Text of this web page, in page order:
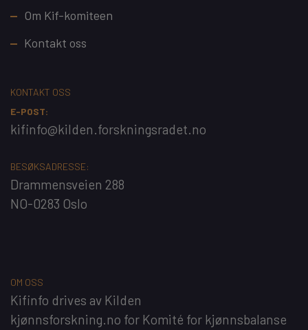
Footer
Om Kif-komiteen
Kontakt oss
KONTAKT OSS
E-POST:
kifinfo@kilden.forskningsradet.no
BESØKSADRESSE:
Drammensveien 288
NO-0283 Oslo
OM OSS
Kifinfo drives av Kilden
kjønnsforskning.no for Komité for kjønnsbalanse